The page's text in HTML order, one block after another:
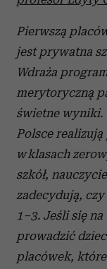
Pierwszą
jest prywatna
Wdraża
merytoryczną
świetne wyniki.
Polsce
w klasach
szkół,
zadecydują,
1–3. Jeśli się
prowadzić
placówek,